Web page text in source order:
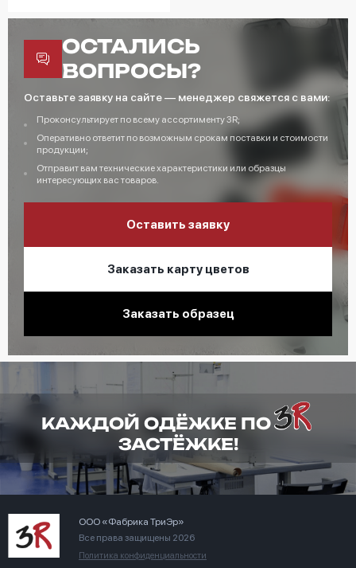
ОСТАЛИСЬ
ВОПРОСЫ?
Оставьте заявку на сайте — менеджер свяжется с вами:
Проконсультирует по всему ассортименту 3R;
Оперативно ответит по возможным срокам поставки и стоимости
продукции;
Отправит вам технические характеристики или образцы
интересующих вас товаров.
Оставить заявку
Заказать карту цветов
Заказать образец
КАЖДОЙ ОДЁЖКЕ ПО
ЗАСТЁЖКЕ!
ООО «Фабрика ТриЭр»
Все права защищены 2026
Политика конфиденциальности